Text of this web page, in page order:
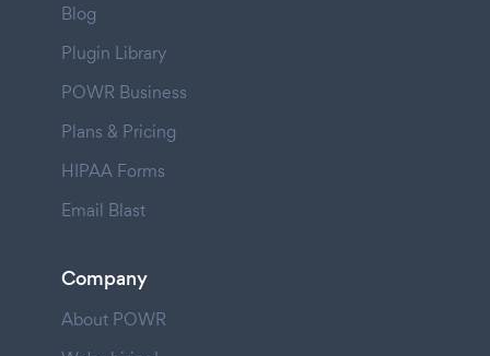
Blog
Plugin Library
POWR Business
Plans & Pricing
HIPAA Forms
Email Blast
Company
About POWR